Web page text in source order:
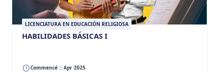
LICENCIATURA EN EDUCACIÓN RELIGIOSA
HABILIDADES BÁSICAS I
Commencé :: Apr 2025